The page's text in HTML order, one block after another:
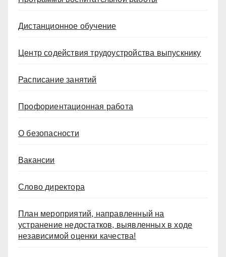
Дистанционное обучение
Центр содействия трудоустройства выпускнику
Расписание занятий
Профориентационная работа
О безопасности
Вакансии
Слово директора
План мероприятий, направленный на
устранение недостатков, выявленных в ходе
независимой оценки качества!